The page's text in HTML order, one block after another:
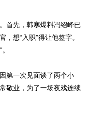
。首先，韩寒爆料冯绍峰已
想“入职”得让他签字。
第一次见面谈了两个小
敬业，为了一场夜戏连续